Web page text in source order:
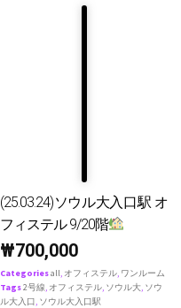
(25.03.24)ソウル大入口駅 オ
フィステル 9/20階
₩700,000
Categoriesall, オフィステル, ワンルーム
Tags2号線, オフィステル, ソウル大, ソウ
ル大入口, ソウル大入口駅